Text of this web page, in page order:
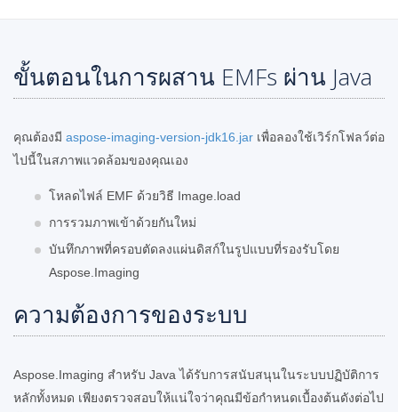
ขั้นตอนในการผสาน EMFs ผ่าน Java
คุณต้องมี aspose-imaging-version-jdk16.jar เพื่อลองใช้เวิร์กโฟลว์ต่อ
ไปนี้ในสภาพแวดล้อมของคุณเอง
โหลดไฟล์ EMF ด้วยวิธี Image.load
การรวมภาพเข้าด้วยกันใหม่
บันทึกภาพที่ครอบตัดลงแผ่นดิสก์ในรูปแบบที่รองรับโดย
Aspose.Imaging
ความต้องการของระบบ
Aspose.Imaging สำหรับ Java ได้รับการสนับสนุนในระบบปฏิบัติการ
หลักทั้งหมด เพียงตรวจสอบให้แน่ใจว่าคุณมีข้อกำหนดเบื้องต้นดังต่อไป